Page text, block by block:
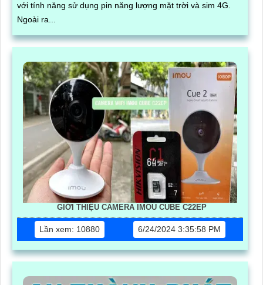
với tính năng sử dụng pin năng lượng mặt trời và sim 4G.
Ngoài ra...
GIỚI THIỆU CAMERA IMOU CUBE C22EP
Lần xem: 10880 6/24/2024 3:35:58 PM